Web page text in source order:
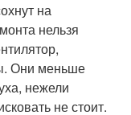
на
нельзя
Они меньше
нежели
не стоит.